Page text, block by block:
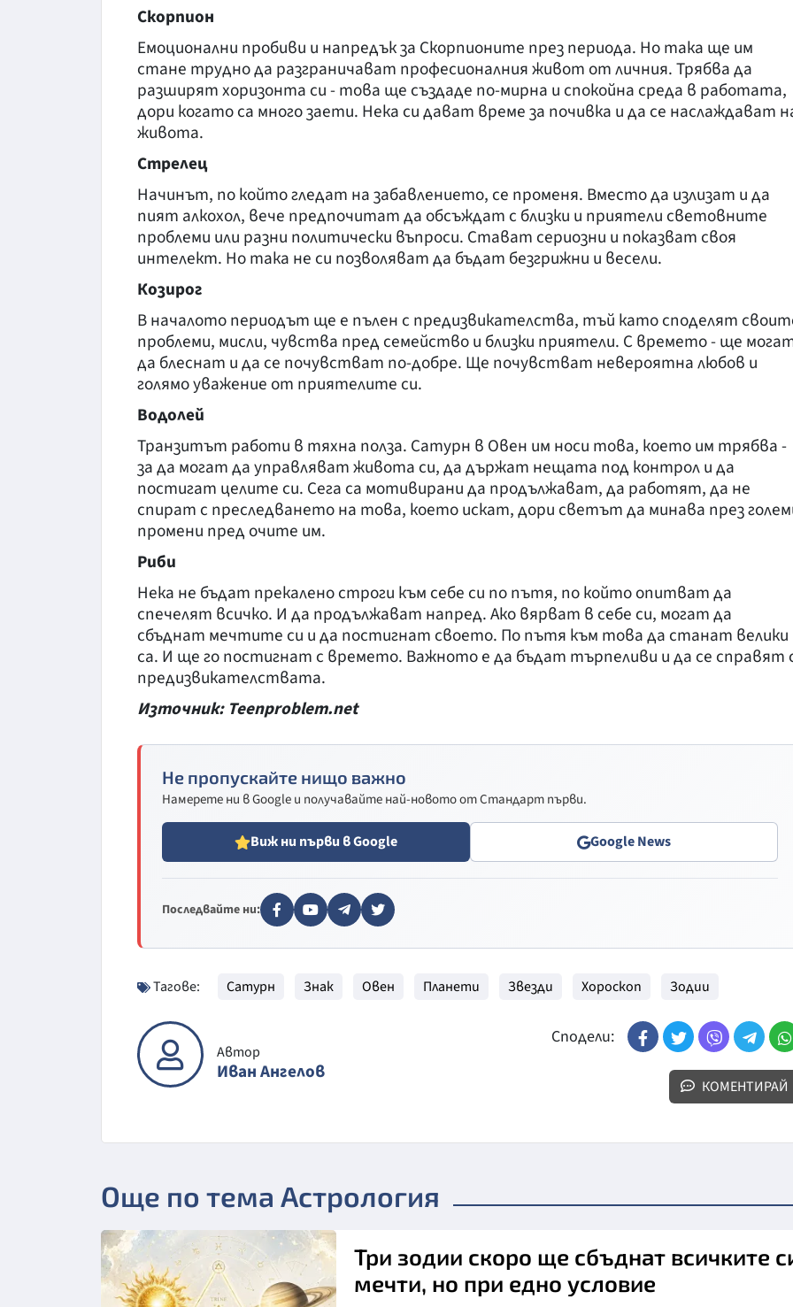
Скорпион
Емоционални пробиви и напредък за Скорпионите през периода. Но така ще им
стане трудно да разграничават професионалния живот от личния. Трябва да
разширят хоризонта си - това ще създаде по-мирна и спокойна среда в работата,
дори когато са много заети. Нека си дават време за почивка и да се наслаждават
живота.
Стрелец
Начинът, по който гледат на забавлението, се променя. Вместо да излизат и да
пият алкохол, вече предпочитат да обсъждат с близки и приятели световните
проблеми или разни политически въпроси. Стават сериозни и показват своя
интелект. Но така не си позволяват да бъдат безгрижни и весели.
Козирог
В началото периодът ще е пълен с предизвикателства, тъй като споделят
проблеми, мисли, чувства пред семейство и близки приятели. С времето - ще
да блеснат и да се почувстват по-добре. Ще почувстват невероятна любов и
голямо уважение от приятелите си.
Водолей
Транзитът работи в тяхна полза. Сатурн в Овен им носи това, което им трябва -
за да могат да управляват живота си, да държат нещата под контрол и да
постигат целите си. Сега са мотивирани да продължават, да работят, да не
спират с преследването на това, което искат, дори светът да минава през
промени пред очите им.
Риби
Нека не бъдат прекалено строги към себе си по пътя, по който опитват да
спечелят всичко. И да продължават напред. Ако вярват в себе си, могат да
сбъднат мечтите си и да постигнат своето. По пътя към това да станат велики
са. И ще го постигнат с времето. Важното е да бъдат търпеливи и да се справят
предизвикателствата.
Източник: Teenproblem.net
Не пропускайте нищо важно
Намерете ни в Google и получавайте най-новото от Стандарт първи.
Виж ни първи в Google Google News
Последвайте ни:
Тагове: Сатурн Знак Овен Планети Звезди Хороскоп Зодии
Автор
Иван Ангелов
Сподели:
КОМЕНТИРАЙ
Още по тема Астрология
Три зодии скоро ще сбъднат всичките
мечти, но при едно условие